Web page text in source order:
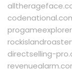
directselling-